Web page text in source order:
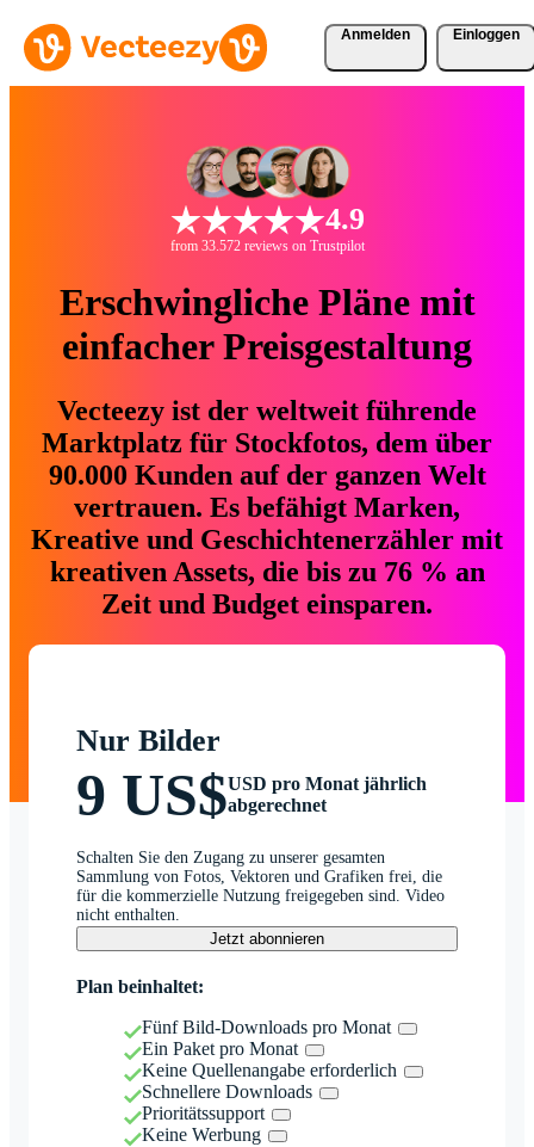
Anmelden Einloggen
4.9
from 33.572 reviews on Trustpilot
Erschwingliche Pläne mit
einfacher Preisgestaltung
Vecteezy ist der weltweit führende
Marktplatz für Stockfotos, dem über
90.000 Kunden auf der ganzen Welt
vertrauen. Es befähigt Marken,
Kreative und Geschichtenerzähler mit
kreativen Assets, die bis zu 76 % an
Zeit und Budget einsparen.
Nur Bilder
9 US$USD pro Monat jährlich
abgerechnet
Schalten Sie den Zugang zu unserer gesamten
Sammlung von Fotos, Vektoren und Grafiken frei, die
für die kommerzielle Nutzung freigegeben sind. Video
nicht enthalten.
Jetzt abonnieren
Plan beinhaltet:
Fünf Bild-Downloads pro Monat
Ein Paket pro Monat
Keine Quellenangabe erforderlich
Schnellere Downloads
Prioritätssupport
Keine Werbung